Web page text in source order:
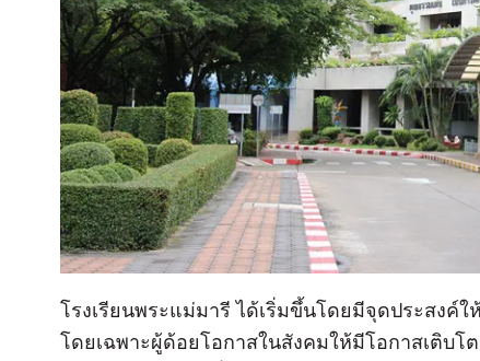
โรงเรียนพระแม่มารี ได้เริ่มขึ้นโดยมีจุดประสงค์
โดยเฉพาะผู้ด้อยโอกาสในสังคมให้มีโอกาสเติบ